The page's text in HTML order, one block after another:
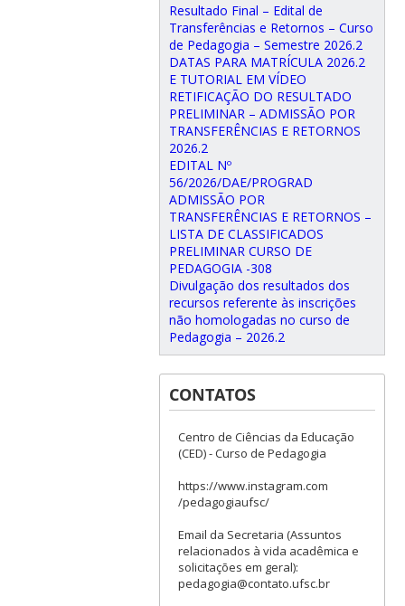
Resultado Final – Edital de
Transferências e Retornos – Curso
de Pedagogia – Semestre 2026.2
DATAS PARA MATRÍCULA 2026.2
E TUTORIAL EM VÍDEO
RETIFICAÇÃO DO RESULTADO
PRELIMINAR – ADMISSÃO POR
TRANSFERÊNCIAS E RETORNOS
2026.2
EDITAL Nº
56/2026/DAE/PROGRAD
ADMISSÃO POR
TRANSFERÊNCIAS E RETORNOS –
LISTA DE CLASSIFICADOS
PRELIMINAR CURSO DE
PEDAGOGIA -308
Divulgação dos resultados dos
recursos referente às inscrições
não homologadas no curso de
Pedagogia – 2026.2
CONTATOS
Centro de Ciências da Educação
(CED) - Curso de Pedagogia
https://www.instagram.com
/pedagogiaufsc/
Email da Secretaria (Assuntos
relacionados à vida acadêmica e
solicitações em geral):
pedagogia@contato.ufsc.br